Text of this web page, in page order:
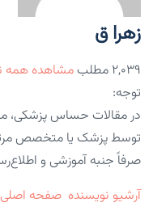
زهرا ق
۲,۰۳۹ مطلب
مشاهده همه
توجه:
در مقالات حساس پزشکی،
توسط پزشک یا متخصص
صرفاً جنبه آموزشی و
آرشیو نویسنده صفحه اصلی